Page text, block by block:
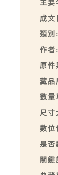
主要
成文
類別:
作者:
原件
藏品
數量
尺
數位
是否
關鍵